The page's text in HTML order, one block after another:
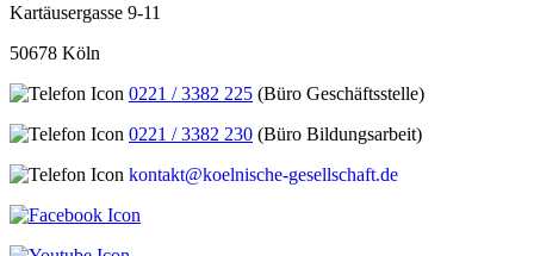
Kartäusergasse 9-11
50678 Köln
0221 / 3382 225 (Büro Geschäftsstelle)
0221 / 3382 230 (Büro Bildungsarbeit)
kontakt@koelnische-gesellschaft.de